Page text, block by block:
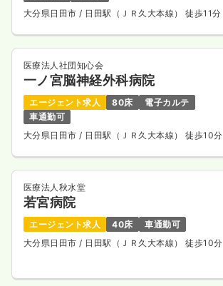
大分県日田市/ 日田駅（ＪＲ久大本線） 徒歩11分
医療法人社団知心会
一ノ宮脳神経外科病院
エージェント求人 80床
電子カルテ
車通勤可
大分県日田市/ 日田駅（ＪＲ久大本線） 徒歩10分
医療法人秋水堂
若宮病院
エージェント求人 40床
車通勤可
大分県日田市 / 日田駅（ＪＲ久大本線） 徒歩10分